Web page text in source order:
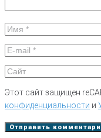
Этот сайт защищен
конфиденциальности и